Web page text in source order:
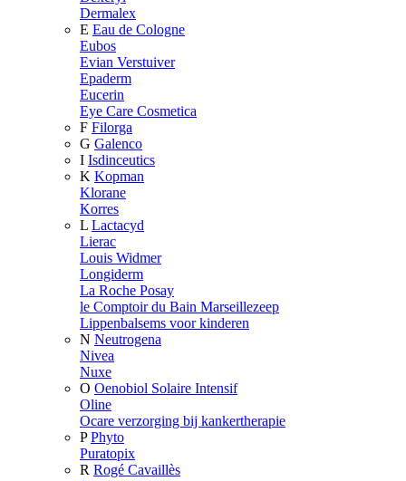
Dermalex
E Eau de Cologne
Eubos
Evian Verstuiver
Epaderm
Eucerin
Eye Care Cosmetica
F Filorga
G Galenco
I Isdinceutics
K Kopman
Klorane
Korres
L Lactacyd
Lierac
Louis Widmer
Longiderm
La Roche Posay
le Comptoir du Bain Marseillezeep
Lippenbalsems voor kinderen
N Neutrogena
Nivea
Nuxe
O Oenobiol Solaire Intensif
Oline
Ocare verzorging bij kankertherapie
P Phyto
Puratopix
R Rogé Cavaillès